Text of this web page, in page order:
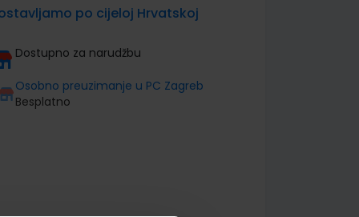
po cijeloj Hrvatskoj
Dostupno za narudžbu
Osobno preuzimanje u PC Zagreb
Besplatno